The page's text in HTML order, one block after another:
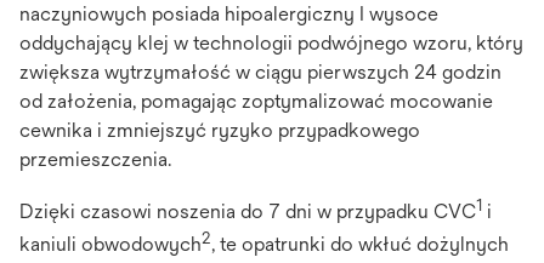
naczyniowych posiada hipoalergiczny I wysoce
oddychający klej w technologii podwójnego wzoru, który
zwiększa wytrzymałość w ciągu pierwszych 24 godzin
od założenia, pomagając zoptymalizować mocowanie
cewnika i zmniejszyć ryzyko przypadkowego
przemieszczenia.
Dzięki czasowi noszenia do 7 dni w przypadku CVC1 i
kaniuli obwodowych2, te opatrunki do wkłuć dożylnych